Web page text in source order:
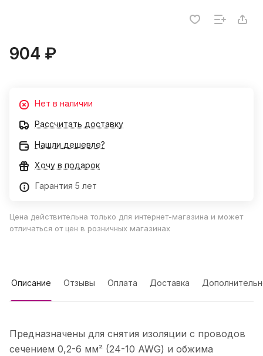
904 ₽
Нет в наличии
Рассчитать доставку
Нашли дешевле?
Хочу в подарок
Гарантия 5 лет
Цена действительна только для интернет-магазина и может
отличаться от цен в розничных магазинах
Описание Отзывы Оплата Доставка
Предназначены для снятия изоляции с проводов
сечением 0,2-6 мм² (24-10 AWG) и обжима